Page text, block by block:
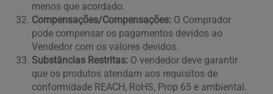
menos que acordado.
Compensações/Compensações: O Comprador
pode compensar os pagamentos devidos ao
Vendedor com os valores devidos.
Substâncias Restritas: O vendedor deve garantir
que os produtos atendam aos requisitos de
conformidade REACH, RoHS, Prop 65 e ambiental.